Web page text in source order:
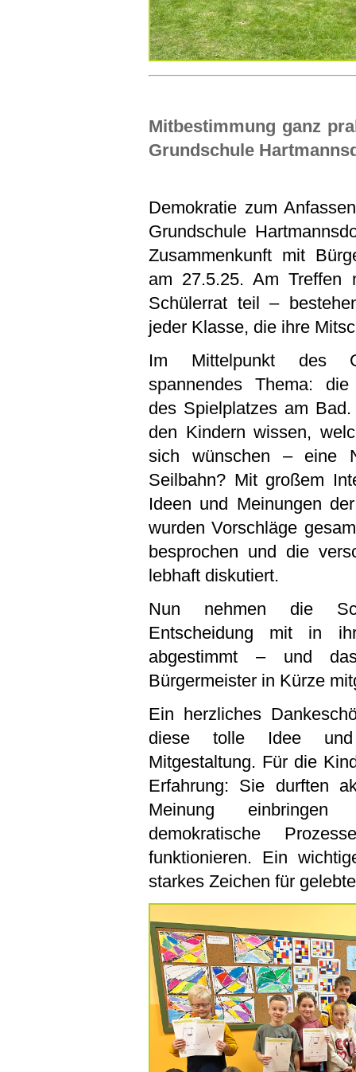
Mitbestimmung ganz
Grundschule
Demokratie zum
Grundschule
Zusammenkunft mit
am 27.5.25. Am Treffen
Schülerrat teil –
jeder Klasse, die ihre
Im Mittelpunkt des
spannendes Thema:
des Spielplatzes am
den Kindern wissen,
sich wünschen – eine
Seilbahn? Mit großem
Ideen und Meinungen
wurden Vorschläge
besprochen und die
lebhaft diskutiert.
Nun nehmen die
Entscheidung mit in
abgestimmt – und
Bürgermeister in Kürze
Ein herzliches
diese tolle Idee
Mitgestaltung. Für die
Erfahrung: Sie durften
Meinung
demokratische
funktionieren. Ein
starkes Zeichen für gelebte